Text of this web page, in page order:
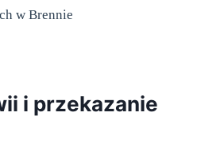
w Brennie
i przekazanie